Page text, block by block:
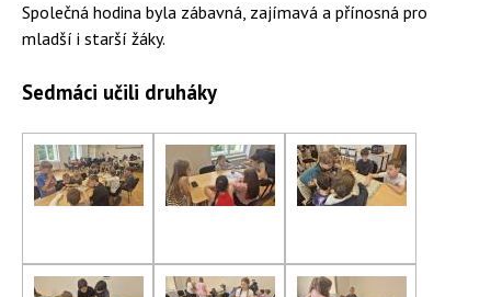
Společná hodina byla zábavná, zajímavá a přínosná pro
mladší i starší žáky.
Sedmáci učili druháky